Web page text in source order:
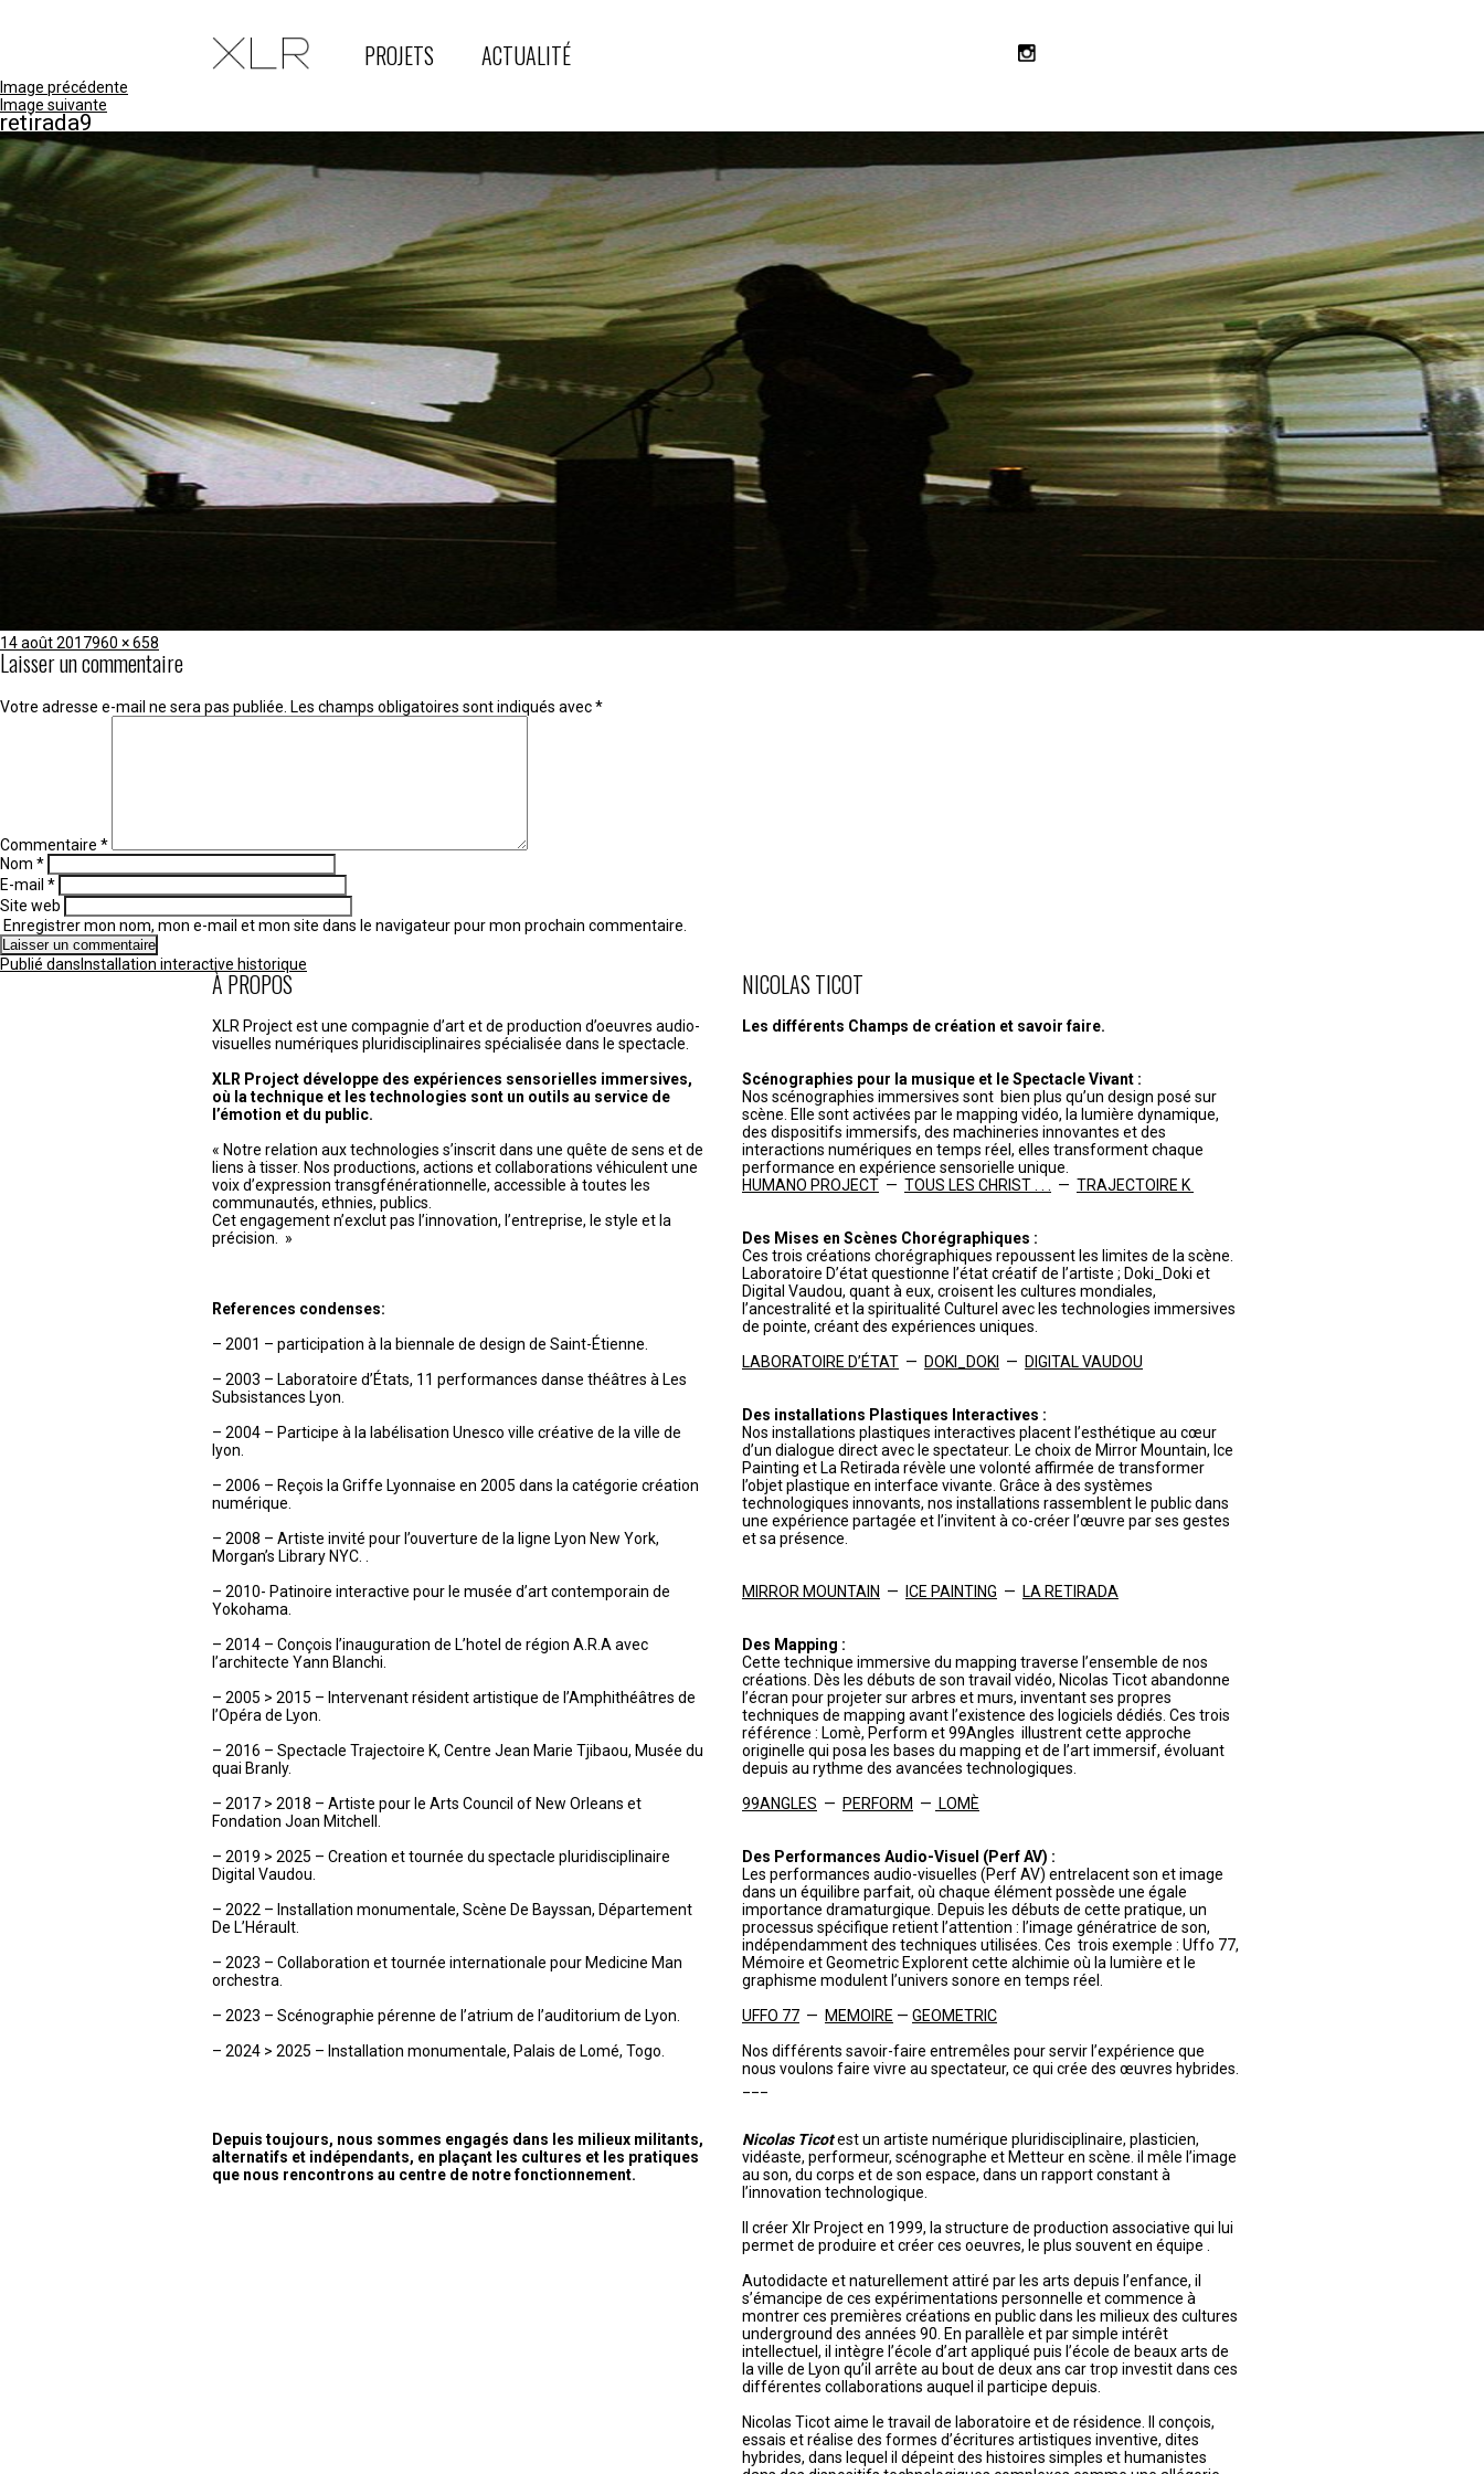
PROJETS ACTUALITÉ
Image précédente
Image suivante
retirada9
Publié
le
14 août 2017Taille
réelle
960 × 658
Laisser un commentaire
Votre adresse e-mail ne sera pas publiée. Les champs obligatoires sont indiqués avec*
Commentaire *
Nom *
E-mail *
Site web
Enregistrer mon nom, mon e-mail et mon site dans le navigateur pour mon prochain commentaire.
Navigation
de
Publié dans Installation interactive historique
À PROPOS
XLR Project est une compagnie d’art et de production d’oeuvres audio-
visuelles numériques pluridisciplinaires spécialisée dans le spectacle.
XLR Project développe des expériences sensorielles immersives,
où la technique et les technologies sont un outils au service de
l’émotion et du public.
« Notre relation aux technologies s’inscrit dans une quête de sens et de
liens à tisser. Nos productions, actions et collaborations véhiculent une
voix d’expression transgfénérationnelle, accessible à toutes les
communautés, ethnies, publics.
Cet engagement n’exclut pas l’innovation, l’entreprise, le style et la
précision. »
References condenses:
– 2001 – participation à la biennale de design de Saint-Étienne.
– 2003 – Laboratoire d’États, 11 performances danse théâtres à Les
Subsistances Lyon.
– 2004 – Participe à la labélisation Unesco ville créative de la ville de
lyon.
– 2006 – Reçois la Griffe Lyonnaise en 2005 dans la catégorie création
numérique.
– 2008 – Artiste invité pour l’ouverture de la ligne Lyon New York,
Morgan’s Library NYC. .
– 2010- Patinoire interactive pour le musée d’art contemporain de
Yokohama.
– 2014 – Conçois l’inauguration de L’hotel de région A.R.A avec
l’architecte Yann Blanchi.
– 2005 > 2015 – Intervenant résident artistique de l’Amphithéâtres de
l’Opéra de Lyon.
– 2016 – Spectacle Trajectoire K, Centre Jean Marie Tjibaou, Musée du
quai Branly.
– 2017 > 2018 – Artiste pour le Arts Council of New Orleans et
Fondation Joan Mitchell.
– 2019 > 2025 – Creation et tournée du spectacle pluridisciplinaire
Digital Vaudou.
– 2022 – Installation monumentale, Scène De Bayssan, Département
De L’Hérault.
– 2023 – Collaboration et tournée internationale pour Medicine Man
orchestra.
– 2023 – Scénographie pérenne de l’atrium de l’auditorium de Lyon.
– 2024 > 2025 – Installation monumentale, Palais de Lomé, Togo.
Depuis toujours, nous sommes engagés dans les milieux militants,
alternatifs et indépendants, en plaçant les cultures et les pratiques
que nous rencontrons au centre de notre fonctionnement.
NICOLAS TICOT
Les différents Champs de création et savoir faire.
Scénographies pour la musique et le Spectacle Vivant :
Nos scénographies immersives sont bien plus qu’un design posé sur
scène. Elle sont activées par le mapping vidéo, la lumière dynamique,
des dispositifs immersifs, des machineries innovantes et des
interactions numériques en temps réel, elles transforment chaque
performance en expérience sensorielle unique.
HUMANO PROJECT — TOUS LES CHRIST . . . — TRAJECTOIRE K
Des Mises en Scènes Chorégraphiques :
Ces trois créations chorégraphiques repoussent les limites de la scène.
Laboratoire D’état questionne l’état créatif de l’artiste ; Doki_Doki et
Digital Vaudou, quant à eux, croisent les cultures mondiales,
l’ancestralité et la spiritualité Culturel avec les technologies immersives
de pointe, créant des expériences uniques.
LABORATOIRE D’ÉTAT — DOKI_DOKI — DIGITAL VAUDOU
Des installations Plastiques Interactives :
Nos installations plastiques interactives placent l’esthétique au cœur
d’un dialogue direct avec le spectateur. Le choix de Mirror Mountain, Ice
Painting et La Retirada révèle une volonté affirmée de transformer
l’objet plastique en interface vivante. Grâce à des systèmes
technologiques innovants, nos installations rassemblent le public dans
une expérience partagée et l’invitent à co-créer l’œuvre par ses gestes
et sa présence.
MIRROR MOUNTAIN — ICE PAINTING — LA RETIRADA
Des Mapping :
Cette technique immersive du mapping traverse l’ensemble de nos
créations. Dès les débuts de son travail vidéo, Nicolas Ticot abandonne
l’écran pour projeter sur arbres et murs, inventant ses propres
techniques de mapping avant l’existence des logiciels dédiés. Ces trois
référence : Lomè, Perform et 99Angles illustrent cette approche
originelle qui posa les bases du mapping et de l’art immersif, évoluant
depuis au rythme des avancées technologiques.
99ANGLES — PERFORM — LOMÈ
Des Performances Audio-Visuel (Perf AV) :
Les performances audio-visuelles (Perf AV) entrelacent son et image
dans un équilibre parfait, où chaque élément possède une égale
importance dramaturgique. Depuis les débuts de cette pratique, un
processus spécifique retient l’attention : l’image génératrice de son,
indépendamment des techniques utilisées. Ces trois exemple : Uffo 77,
Mémoire et Geometric Explorent cette alchimie où la lumière et le
graphisme modulent l’univers sonore en temps réel.
UFFO 77 — MEMOIRE — GEOMETRIC
Nos différents savoir-faire entremêles pour servir l’expérience que
nous voulons faire vivre au spectateur, ce qui crée des œuvres hybrides.
Nicolas Ticotest un artiste numérique pluridisciplinaire, plasticien,
vidéaste, performeur, scénographe et Metteur en scène. il mêle l’image
au son, du corps et de son espace, dans un rapport constant à
l’innovation technologique.
Il créer Xlr Project en 1999, la structure de production associative qui lui
permet de produire et créer ces oeuvres, le plus souvent en équipe .
Autodidacte et naturellement attiré par les arts depuis l’enfance, il
s’émancipe de ces expérimentations personnelle et commence à
montrer ces premières créations en public dans les milieux des cultures
underground des années 90. En parallèle et par simple intérêt
intellectuel, il intègre l’école d’art appliqué puis l’école de beaux arts de
la ville de Lyon qu’il arrête au bout de deux ans car trop investit dans ces
différentes collaborations auquel il participe depuis.
Nicolas Ticot aime le travail de laboratoire et de résidence. Il conçois,
essais et réalise des formes d’écritures artistiques inventive, dites
hybrides, dans lequel il dépeint des histoires simples et humanistes